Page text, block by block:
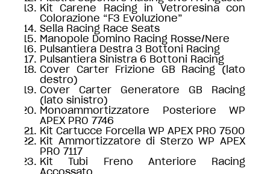
Kit Carene Racing in Vetroresina con
Colorazione “F3 Evoluzione”
Sella Racing Race Seats
Manopole Domino Racing Rosse/Nere
Pulsantiera Destra 3 Bottoni Racing
Pulsantiera Sinistra 6 Bottoni Racing
Cover Carter Frizione GB Racing (lato
destro)
Cover Carter Generatore GB Racing
(lato sinistro)
Monoammortizzatore Posteriore WP
APEX PRO 7746
Kit Cartucce Forcella WP APEX PRO 7500
Kit Ammortizzatore di Sterzo WP APEX
PRO 7117
Kit Tubi Freno Anteriore Racing